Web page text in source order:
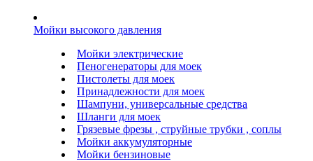
Мойки высокого давления
Мойки электрические
Пеногенераторы для моек
Пистолеты для моек
Принадлежности для моек
Шампуни, универсальные средства
Шланги для моек
Грязевые фрезы , струйные трубки , соплы
Мойки аккумуляторные
Мойки бензиновые